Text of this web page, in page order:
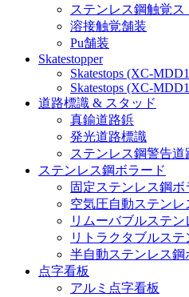
ステンレス鋼触覚ス
溶接触覚舗装
Pu舗装
Skatestopper
Skatestops (XC-
Skatestops (XC-
道路標識 & スタッド
真鍮道路鋲
発光道路標識
ステンレス鋼警告道
ステンレス鋼ボラード
固定ステンレス鋼ボ
空気圧自動ステンレ
リムーバブルステ
リトラクタブルス
半自動ステンレス鋼
点字看板
アルミ点字看板